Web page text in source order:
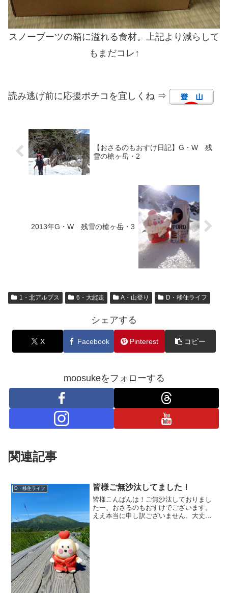
スノーブーツの箱に溢れる食材。上記より減らして
もまだコレ↑
読み逃げ前に応援ポチコを宜しくね ⇒
【おさるのもおすけ日記】G・W 残
雪の槍ヶ岳・2
2013年G・W 残雪の槍ヶ岳・3
1・北アルプス 6・大縦走 A・山登り D・移住ライフ
シェアする
X Facebook Pinterest コピー
moosukeをフォローする
関連記事
D・移住ライフ 皆様ご無沙汰してました！
皆様こんばんは！ご無沙汰しておりまし
たー、おさるのもおすけでございます。
ええ本当に申し訳ございません。大丈